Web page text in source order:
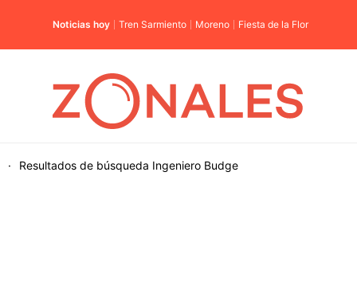
Noticias hoy Tren Sarmiento Moreno Fiesta de la Flor
Resultados de búsqueda
· Ingeniero Budge